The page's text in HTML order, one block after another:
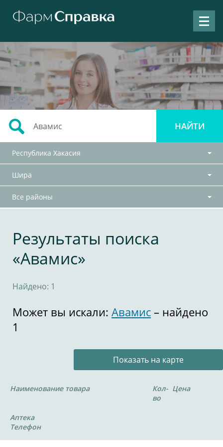
Республика Хакасия
Шира
Все районы
Результаты поиска
«Авамис»
Найдено: 1
Может вы искали: Авамис – найдено
1
Показать на карте
Наименование товара
Кол-
во
Цена
Аптека
Телефон